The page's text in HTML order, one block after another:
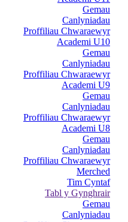
Gemau
Canlyniadau
Proffiliau Chwaraewyr
Academi U10
Gemau
Canlyniadau
Proffiliau Chwaraewyr
Academi U9
Gemau
Canlyniadau
Proffiliau Chwaraewyr
Academi U8
Gemau
Canlyniadau
Proffiliau Chwaraewyr
Merched
Tim Cyntaf
Tabl y Gynghrair
Gemau
Canlyniadau